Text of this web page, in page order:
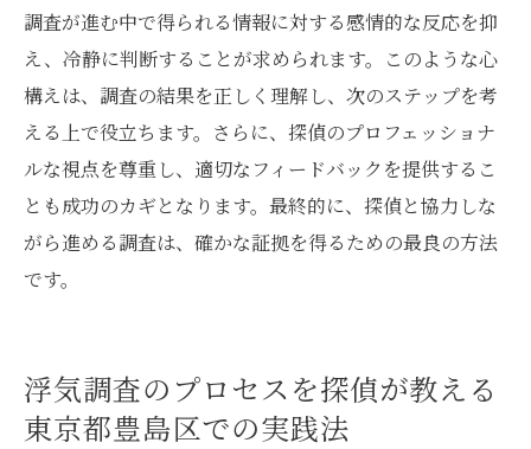
調査が進む中で得られる情報に対する感情的な反応を抑
え、冷静に判断することが求められます。このような心
構えは、調査の結果を正しく理解し、次のステップを考
える上で役立ちます。さらに、探偵のプロフェッショナ
ルな視点を尊重し、適切なフィードバックを提供するこ
とも成功のカギとなります。最終的に、探偵と協力しな
がら進める調査は、確かな証拠を得るための最良の方法
です。
浮気調査のプロセスを探偵が教える
東京都豊島区での実践法